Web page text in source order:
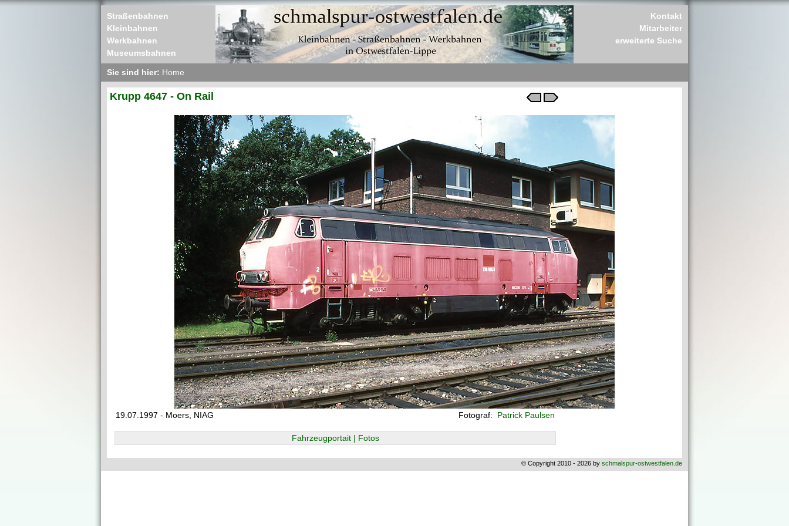
Straßenbahnen
Kleinbahnen
Werkbahnen
Museumsbahnen
Kontakt
Mitarbeiter
erweiterte Suche
Sie sind hier: Home
Krupp 4647 - On Rail
19.07.1997 - Moers, NIAG Fotograf: Patrick Paulsen
Fahrzeugportait | Fotos
© Copyright 2010 - 2026 by schmalspur-ostwestfalen.de